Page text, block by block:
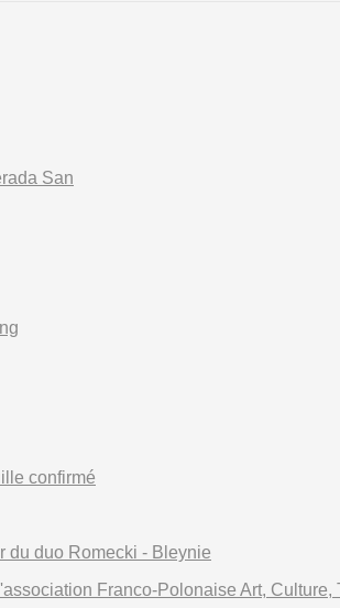
San
confirmé
du duo Romecki - Bleynie
Franco-Polonaise Art, Culture,